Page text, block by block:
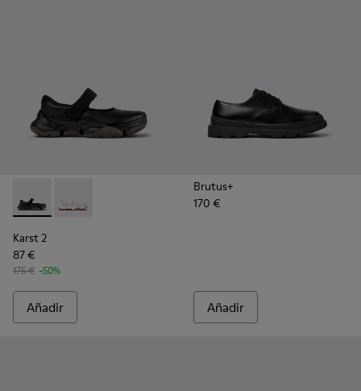
Karst 2 - K101071-001 - Sneakers de piel negras para hombre.
Karst 2 - K101071-002
Karst 2
87 €
175 € -50%
Añadir
Brutus+
170 €
Añadir